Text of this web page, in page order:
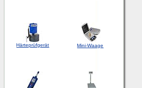
Härteprüfgerät Mini-Waage